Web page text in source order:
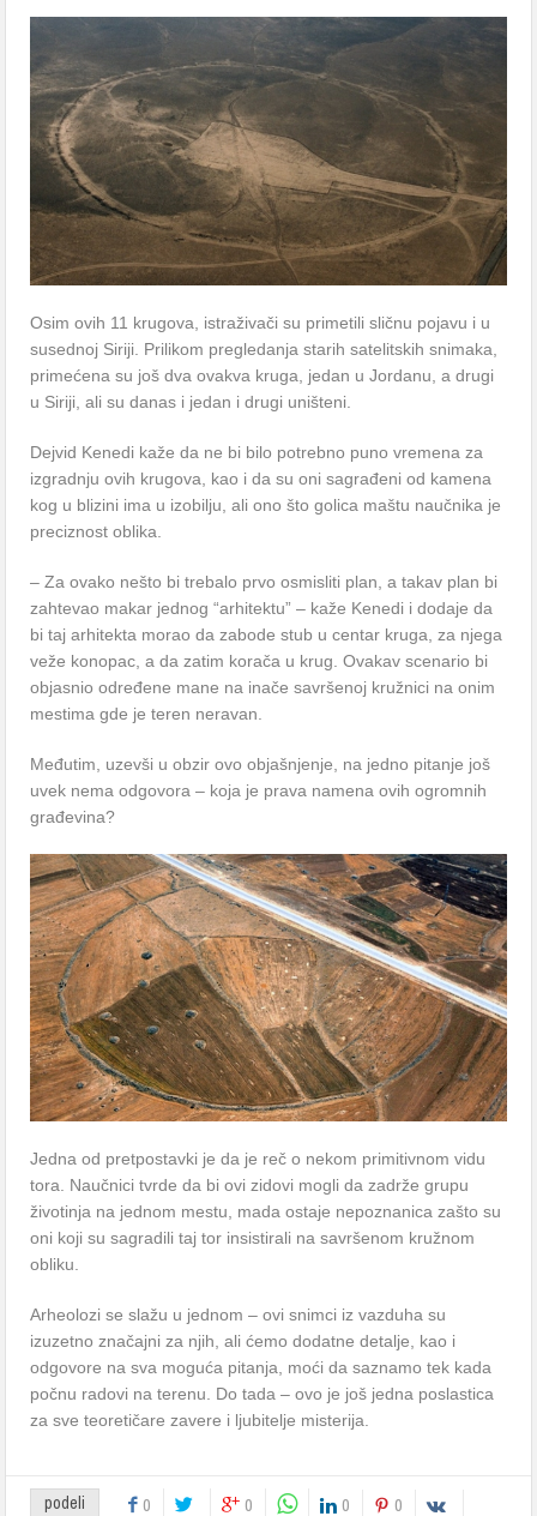
Osim ovih 11 krugova, istraživači su primetili sličnu pojavu i u
susednoj Siriji. Prilikom pregledanja starih satelitskih snimaka,
primećena su još dva ovakva kruga, jedan u Jordanu, a drugi
u Siriji, ali su danas i jedan i drugi uništeni.
Dejvid Kenedi kaže da ne bi bilo potrebno puno vremena za
izgradnju ovih krugova, kao i da su oni sagrađeni od kamena
kog u blizini ima u izobilju, ali ono što golica maštu naučnika je
preciznost oblika.
– Za ovako nešto bi trebalo prvo osmisliti plan, a takav plan bi
zahtevao makar jednog “arhitektu” – kaže Kenedi i dodaje da
bi taj arhitekta morao da zabode stub u centar kruga, za njega
veže konopac, a da zatim korača u krug. Ovakav scenario bi
objasnio određene mane na inače savršenoj kružnici na onim
mestima gde je teren neravan.
Međutim, uzevši u obzir ovo objašnjenje, na jedno pitanje još
uvek nema odgovora – koja je prava namena ovih ogromnih
građevina?
Jedna od pretpostavki je da je reč o nekom primitivnom vidu
tora. Naučnici tvrde da bi ovi zidovi mogli da zadrže grupu
životinja na jednom mestu, mada ostaje nepoznanica zašto su
oni koji su sagradili taj tor insistirali na savršenom kružnom
obliku.
Arheolozi se slažu u jednom – ovi snimci iz vazduha su
izuzetno značajni za njih, ali ćemo dodatne detalje, kao i
odgovore na sva moguća pitanja, moći da saznamo tek kada
počnu radovi na terenu. Do tada – ovo je još jedna poslastica
za sve teoretičare zavere i ljubitelje misterija.
podeli 0 0 0 0